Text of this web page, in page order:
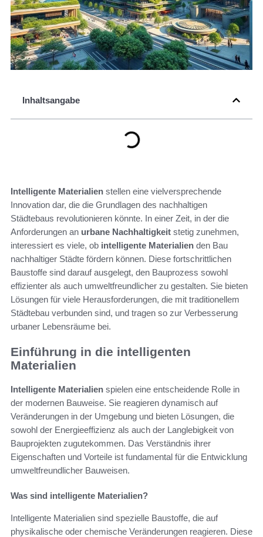
Inhaltsangabe
Intelligente Materialien stellen eine vielversprechende
Innovation dar, die die Grundlagen des nachhaltigen
Städtebaus revolutionieren könnte. In einer Zeit, in der die
Anforderungen an urbane Nachhaltigkeit stetig zunehmen,
interessiert es viele, ob intelligente Materialien den Bau
nachhaltiger Städte fördern können. Diese fortschrittlichen
Baustoffe sind darauf ausgelegt, den Bauprozess sowohl
effizienter als auch umweltfreundlicher zu gestalten. Sie bieten
Lösungen für viele Herausforderungen, die mit traditionellem
Städtebau verbunden sind, und tragen so zur Verbesserung
urbaner Lebensräume bei.
Einführung in die intelligenten
Materialien
Intelligente Materialien spielen eine entscheidende Rolle in
der modernen Bauweise. Sie reagieren dynamisch auf
Veränderungen in der Umgebung und bieten Lösungen, die
sowohl der Energieeffizienz als auch der Langlebigkeit von
Bauprojekten zugutekommen. Das Verständnis ihrer
Eigenschaften und Vorteile ist fundamental für die Entwicklung
umweltfreundlicher Bauweisen.
Was sind intelligente Materialien?
Intelligente Materialien sind spezielle Baustoffe, die auf
physikalische oder chemische Veränderungen reagieren. Diese